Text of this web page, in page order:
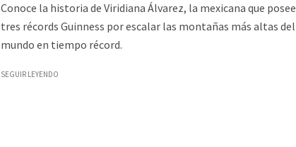
Conoce la historia de Viridiana Álvarez, la mexicana que posee
tres récords Guinness por escalar las montañas más altas del
mundo en tiempo récord.
SEGUIR LEYENDO